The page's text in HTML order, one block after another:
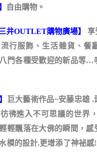
自由購物。
井OUTLET購物廣場】 享
行服飾、生活雜貨、餐
門各種受歡迎的新品等…
巨大藝術作品~安藤忠雄
彿進入不可思議的世界
輕飄落在大佛的瞬間，感
模的設計.更增添了神祕感